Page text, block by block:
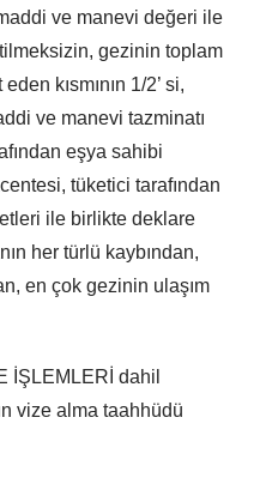
ve manevi değeri ile
gezinin toplam
kısmının 1/2’ si,
ve manevi tazminatı
eşya sahibi
tüketici tarafından
ile birlikte deklare
her türlü kaybından,
en çok gezinin ulaşım
İŞLEMLERİ dahil
vize alma taahhüdü